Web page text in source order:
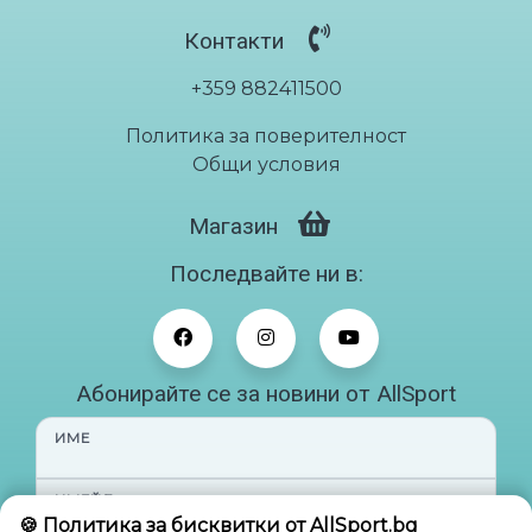
🍪 Политика за бисквитки от AllSport.bg
Контакти
+359 882411500
Политика за поверителност
Общи условия
Магазин
Последвайте ни в:
Абонирайте се за новини от AllSport
ИМЕ
ИМЕЙЛ